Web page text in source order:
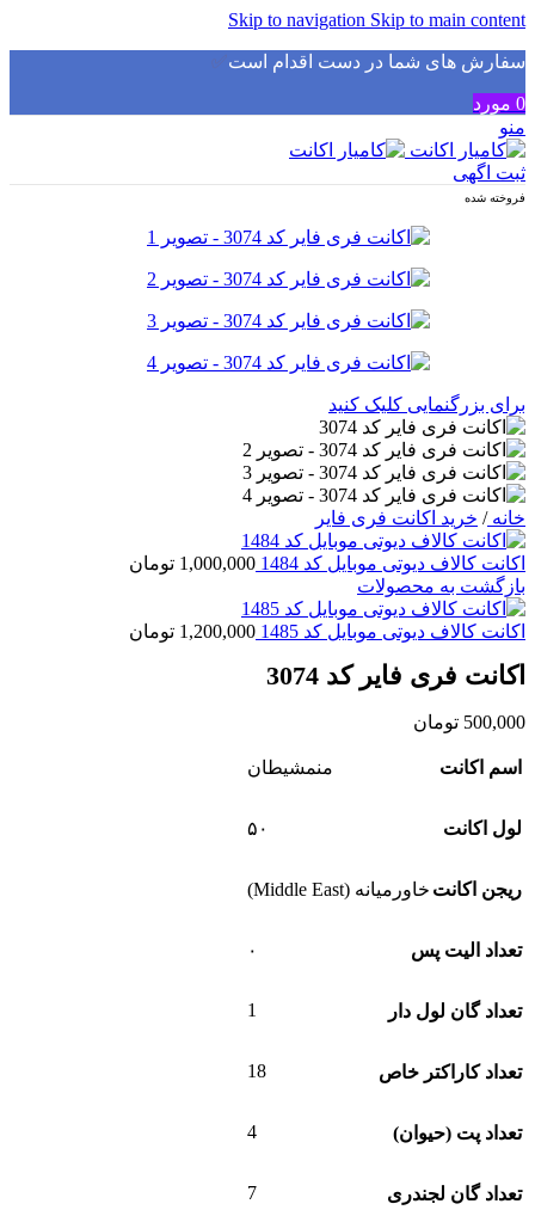
Skip to navigation Skip to main content
سفارش های شما در دست اقدام است✅
0 مورد
منو
ثبت اگهی
فروخته شده
برای بزرگنمایی کلیک کنید
خانه/ خرید اکانت فری فایر
اکانت کالاف دیوتی موبایل کد 1484 1,000,000 تومان
بازگشت به محصولات
اکانت کالاف دیوتی موبایل کد 1485 1,200,000 تومان
اکانت فری فایر کد 3074
500,000 تومان
اسم اکانت منمشیطان
لول اکانت ۵۰
ریجن اکانت خاورمیانه (Middle East)
تعداد الیت پس ۰
تعداد گان لول دار 1
تعداد کاراکتر خاص 18
تعداد پت (حیوان) 4
تعداد گان لجندری 7